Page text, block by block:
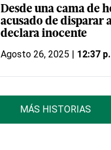
Desde una cama de
acusado de disparar
declara inocente
Agosto 26, 2025 | 12:37
MÁS HISTORIAS